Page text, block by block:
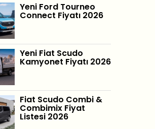
Yeni Ford Tourneo
Connect Fiyatı 2026
Yeni Fiat Scudo
Kamyonet Fiyatı 2026
Fiat Scudo Combi &
Combimix Fiyat
Listesi 2026